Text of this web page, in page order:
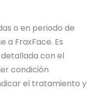
o en periodo de
a FraxFace. Es
con el
condición
el tratamiento y